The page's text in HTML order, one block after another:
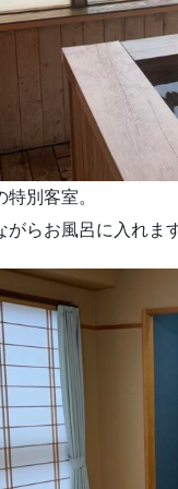
別客室。
がらお風呂に入れま